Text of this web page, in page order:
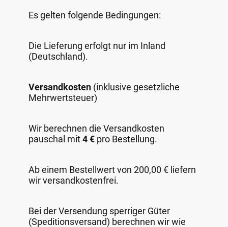
Es gelten folgende Bedingungen:
Die Lieferung erfolgt nur im Inland
(Deutschland).
Versandkosten (inklusive gesetzliche
Mehrwertsteuer)
Wir berechnen die Versandkosten
pauschal mit4 € pro Bestellung.
Ab einem Bestellwert von 200,00 € liefern
wir versandkostenfrei.
Bei der Versendung sperriger Güter
(Speditionsversand) berechnen wir wie